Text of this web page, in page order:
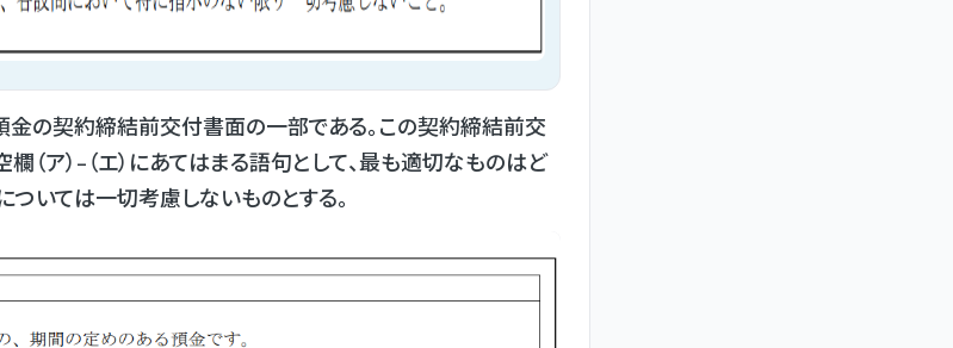
の契約締結前交付書面の一部である。この契約締結前交
（ア）-（エ）にあてはまる語句として、最も適切なものはど
ついては一切考慮しないものとする。